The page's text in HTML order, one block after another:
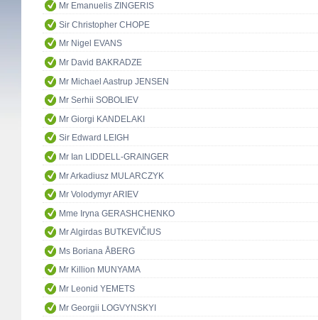
Mr Emanuelis ZINGERIS
Sir Christopher CHOPE
Mr Nigel EVANS
Mr David BAKRADZE
Mr Michael Aastrup JENSEN
Mr Serhii SOBOLIEV
Mr Giorgi KANDELAKI
Sir Edward LEIGH
Mr Ian LIDDELL-GRAINGER
Mr Arkadiusz MULARCZYK
Mr Volodymyr ARIEV
Mme Iryna GERASHCHENKO
Mr Algirdas BUTKEVIČIUS
Ms Boriana ÅBERG
Mr Killion MUNYAMA
Mr Leonid YEMETS
Mr Georgii LOGVYNSKYI